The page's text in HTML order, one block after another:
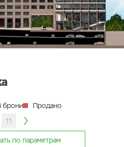
брони
Продано
11 12
по параметрам